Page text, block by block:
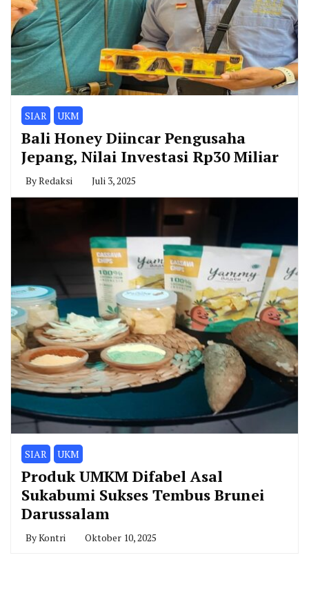
SIAR UKM
Bali Honey Diincar Pengusaha
Jepang, Nilai Investasi Rp30 Miliar
ByRedaksi Juli 3, 2025
SIAR UKM
Produk UMKM Difabel Asal
Sukabumi Sukses Tembus Brunei
Darussalam
ByKontri Oktober 10, 2025